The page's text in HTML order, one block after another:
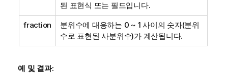
된 표현식 또는 필드입니다.
fraction
분위수에 대응하는 0 ~ 1 사이의 숫자(분위
수로 표현된 사분위수)가 계산됩니다.
예 및 결과: